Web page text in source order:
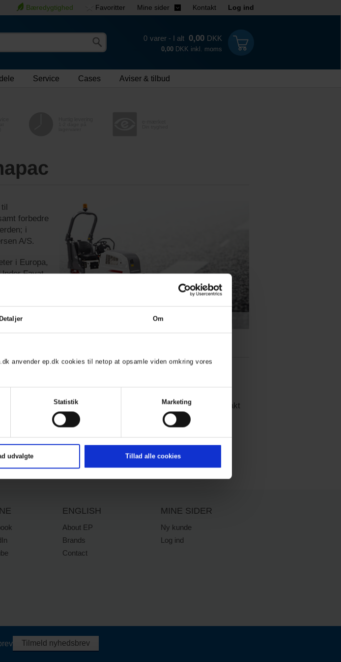
Detaljer Om
anvender ep.dk cookies til netop at opsamle viden omkring vores
Statistik Marketing
udvalgte Tillad alle cookies
Bæredygtighed Favoritter Mine sider Kontakt Log ind
0 varer - I alt 0,00 DKK
0,00DKK inkl. moms
Service Cases Aviser & tilbud
forbedre
i
A/S.
i Europa,
Fayat-
sine
af
løsninger,
i hele Danmark. Har du spørgsmål til produkterne, så kontakt
ENGLISH
About EP
Brands
Contact
MINE SIDER
Ny kunde
Log ind
Tilmeld nyhedsbrev